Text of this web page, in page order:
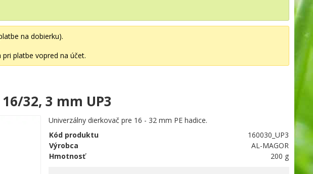
na dobierku).
platbe vopred na účet.
32, 3 mm UP3
Univerzálny dierkovač pre 16 - 32 mm PE hadice.
Kód produktu
160030_UP3
Výrobca
AL-MAGOR
Hmotnosť
200 g